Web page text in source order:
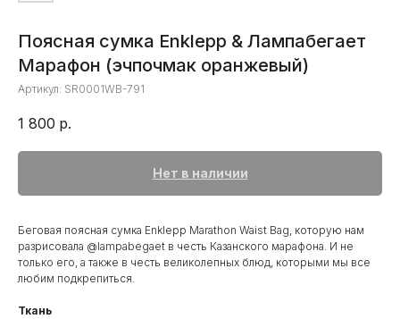
Поясная сумка Enklepp & Лампабегает
Марафон (эчпочмак оранжевый)
Артикул: SR0001WB-791
1 800 р.
Нет в наличии
Беговая поясная сумка Enklepp Marathon Waist Bag, которую нам
разрисовала @lampabegaet в честь Казанского марафона. И не
только его, а также в честь великолепных блюд, которыми мы все
любим подкрепиться.
Ткань